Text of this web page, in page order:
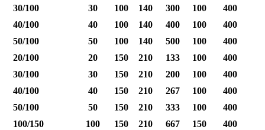
30/100
30 100 140 300 100 400
40/100
40 100 140 400 100 400
50/100
50 100 140 500 100 400
20/100
20 150 210 133 100 400
30/100
30 150 210 200 100 400
40/100
40 150 210 267 100 400
50/100
50 150 210 333 100 400
100/150
100 150 210 667 150 400